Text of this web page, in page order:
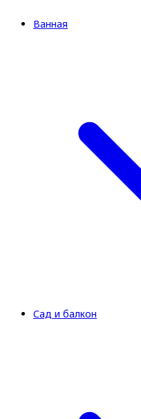
Ванная
Сад и балкон